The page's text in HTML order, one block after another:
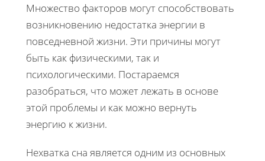
Множество факторов могут способствовать
возникновению недостатка энергии в
повседневной жизни. Эти причины могут
быть как физическими, так и
психологическими. Постараемся
разобраться, что может лежать в основе
этой проблемы и как можно вернуть
энергию к жизни.
Нехватка сна является одним из основных